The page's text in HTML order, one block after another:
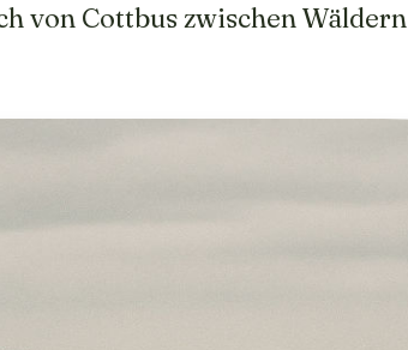
von Cottbus zwischen Wäldern